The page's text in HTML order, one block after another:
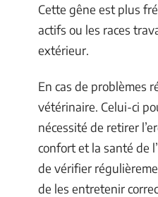
Cette gêne est plus
actifs ou les races
extérieur.
En cas de problèmes
vétérinaire. Celui-ci
nécessité de retirer
confort et la santé de
de vérifier
de les entretenir